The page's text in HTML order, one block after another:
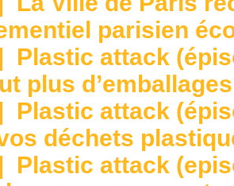
parisien
Plastic attack
plus
Plastic attack
déchets
Plastic attack